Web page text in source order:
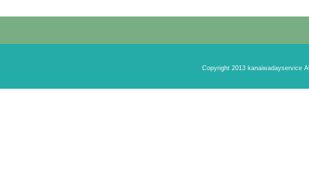
Copyright 2013 kanaiwadayservice